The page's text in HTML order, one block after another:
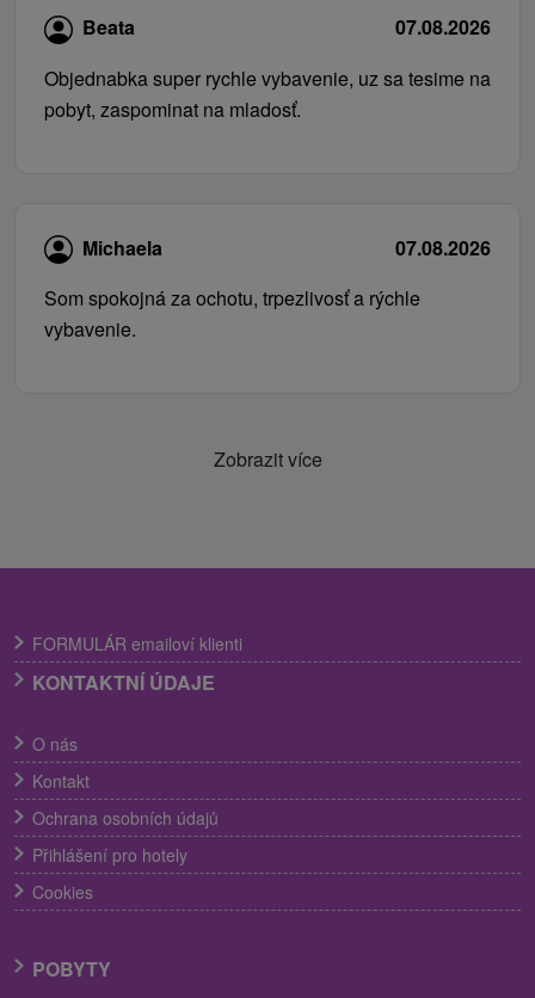
Beata
07.08.2026
Objednabka super rychle vybavenie, uz sa tesime na
pobyt, zaspominat na mladosť.
Michaela
07.08.2026
Som spokojná za ochotu, trpezlivosť a rýchle
vybavenie.
Zobrazit více
FORMULÁR emailoví klienti
KONTAKTNÍ ÚDAJE
O nás
Kontakt
Ochrana osobních údajů
Přihlášení pro hotely
Cookies
POBYTY